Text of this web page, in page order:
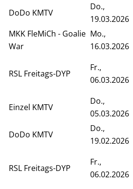
DoDo KMTV
Do.,
19.03.2026
MKK FleMiCh - Goalie
War
Mo.,
16.03.2026
RSL Freitags-DYP
Fr.,
06.03.2026
Einzel KMTV
Do.,
05.03.2026
DoDo KMTV
Do.,
19.02.2026
RSL Freitags-DYP
Fr.,
06.02.2026